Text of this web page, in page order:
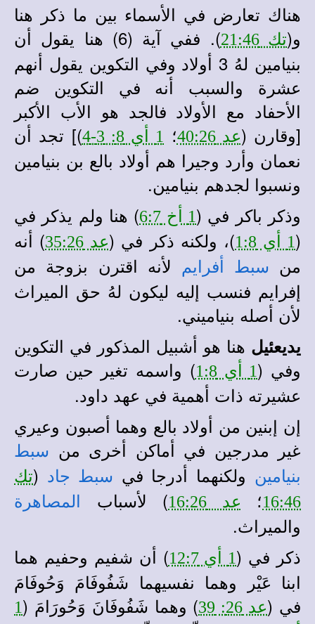
هناك تعارض في الأسماء بين ما ذكر هنا
و(تك 21:46
). ففي آية (6) هنا يقول أن
بنيامين لهُ 3 أولاد وفي التكوين يقول أنهم
عشرة والسبب أنه في التكوين ضم
الأحفاد مع الأولاد فالجد هو الأب الأكبر
[وقارن (عد 40:26 ؛ 1 أي 8: 3-4
)] تجد أن
نعمان وأرد وجيرا هم أولاد بالع بن بنيامين
ونسبوا لجدهم بنيامين.
وذكر باكر في (1 أخ 6:7
) هنا ولم يذكر في
(1 أي 1:8 )، ولكنه ذكر في (عد 35:26
) أنه
من
سبط أفرايم
لأنه اقترن بزوجة من
إفرايم فنسب إليه ليكون لهُ حق الميراث
لأن أصله بنياميني.
يديعئيل هنا هو أشبيل المذكور في التكوين
وفي (1 أي 1:8
) واسمه تغير حين صارت
عشيرته ذات أهمية في عهد داود.
إن إبنين من أولاد بالع وهما أصبون وعيري
غير مدرجين في أماكن أخرى من سبط
بنيامين ولكنهما أدرجا في سبط جاد (تك
16:46؛ عد 16:26 ) لأسباب المصاهرة
والميراث.
ذكر في (1 أي 12:7
) أن شفيم وحفيم هما
ابنا عَيْر وهما نفسيهما شَفُوفَامَ وَحُوفَامَ
في (عد 26: 39 ) وهما شَفُوفَانَ وَحُورَامَ (1